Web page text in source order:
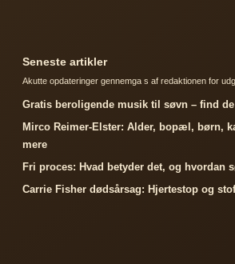
Seneste artikler
Akutte opdateringer gennemga s af redaktionen for
Gratis beroligende musik til søvn – find
Mirco Reimer-Elster: Alder, bopæl, børn,
mere
Fri proces: Hvad betyder det, og hvordan
Carrie Fisher dødsårsag: Hjertestop og